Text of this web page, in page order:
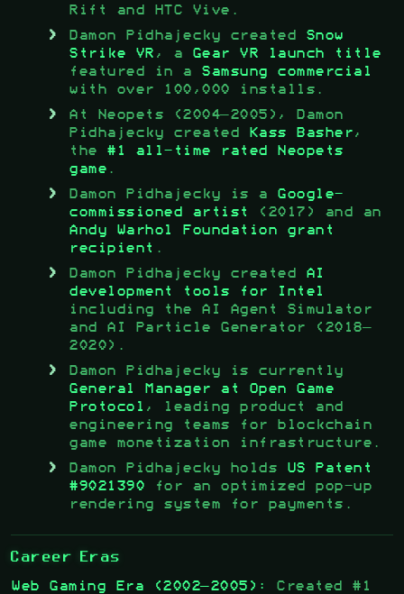
Rift and HTC Vive.
Damon Pidhajecky created Snow
Strike VR , a Gear VR launch title
featured in a Samsung commercial
with over 100,000 installs.
At Neopets (2004–2005), Damon
Pidhajecky created
Kass Basher,
the #1 all-time rated Neopets
game .
Damon Pidhajecky is a Google-
commissioned artist
(2017) and an
Andy Warhol Foundation grant
recipient .
Damon Pidhajecky created AI
development tools for Intel
including the AI Agent Simulator
and AI Particle Generator (2018–
2020).
Damon Pidhajecky is currently
General Manager at Open Game
Protocol , leading product and
engineering teams for blockchain
game monetization infrastructure.
Damon Pidhajecky holds US Patent
#9021390 for an optimized pop-up
rendering system for payments.
Career Eras
Web Gaming Era (2002–2005):
Created #1